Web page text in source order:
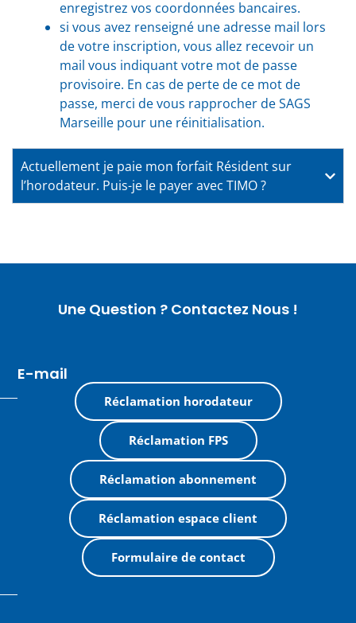
enregistrez vos coordonnées bancaires.
si vous avez renseigné une adresse mail lors
de votre inscription, vous allez recevoir un
mail vous indiquant votre mot de passe
provisoire. En cas de perte de ce mot de
passe, merci de vous rapprocher de SAGS
Marseille pour une réinitialisation.
Actuellement je paie mon forfait Résident sur
l’horodateur. Puis-je le payer avec TIMO ?
Une Question ? Contactez Nous !
E-mail
Réclamation horodateur
Réclamation FPS
Réclamation abonnement
Réclamation espace client
Formulaire de contact